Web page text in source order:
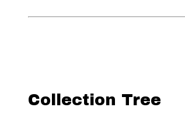
Collection Tree